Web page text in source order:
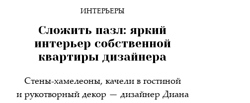
ИНТЕРЬЕРЫ
Сложить пазл: яркий
интерьер собственной
квартиры дизайнера
Стены-хамелеоны, качели в гостиной
и рукотворный декор — дизайнер Диана